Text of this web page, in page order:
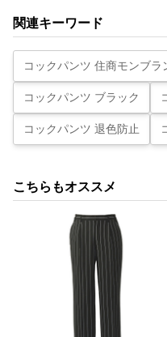
関連キーワード
コックパンツ 住商モンブラ
コックパンツ ブラック
コックパンツ 退色防止
こちらもオススメ